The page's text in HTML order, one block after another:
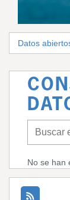
Datos
No se han